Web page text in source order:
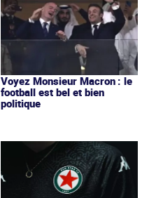
Voyez Monsieur Macron : le
football est bel et bien
politique